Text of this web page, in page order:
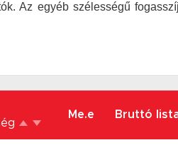
Az egyéb szélességű
Me.e Bruttó